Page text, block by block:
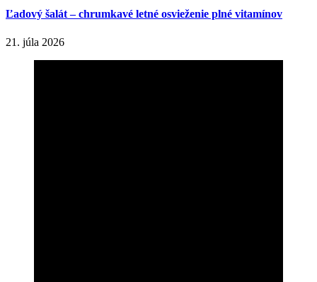
Ľadový šalát – chrumkavé letné osvieženie plné vitamínov
21. júla 2026